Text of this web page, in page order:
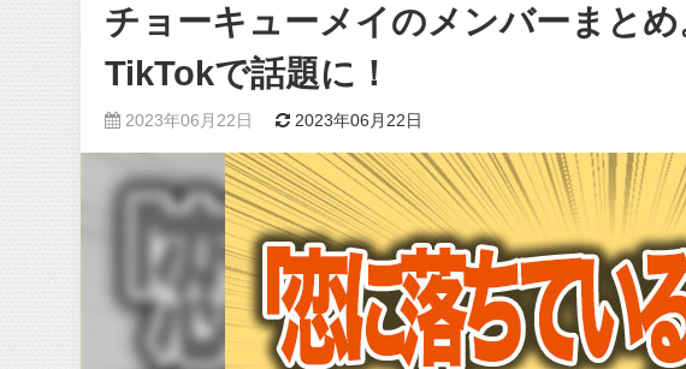
チョーキューメイのメンバーまと
TikTokで話題に！
2023年06月22日 2023年06月22日